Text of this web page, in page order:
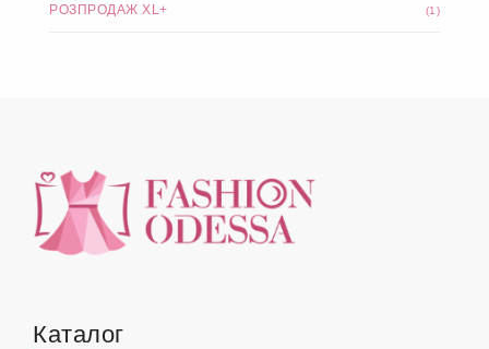
РОЗПРОДАЖ XL+ (1)
Каталог